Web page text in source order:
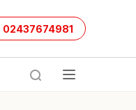
02437674981